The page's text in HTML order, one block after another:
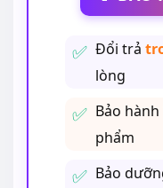
Đổi trả
lòng
Bảo hành
phẩm
Bảo